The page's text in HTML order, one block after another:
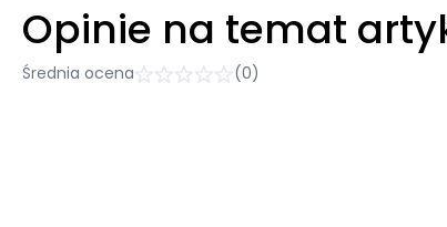
Opinie na temat
Średnia ocena (0)